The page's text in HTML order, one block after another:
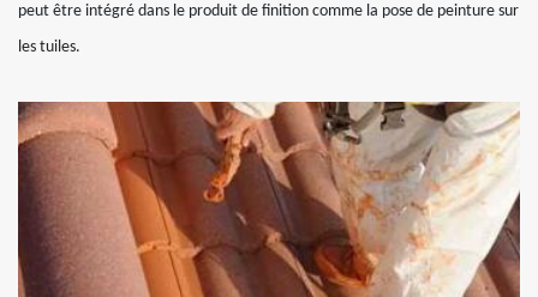
peut être intégré dans le produit de finition comme la pose de peinture sur
les tuiles.